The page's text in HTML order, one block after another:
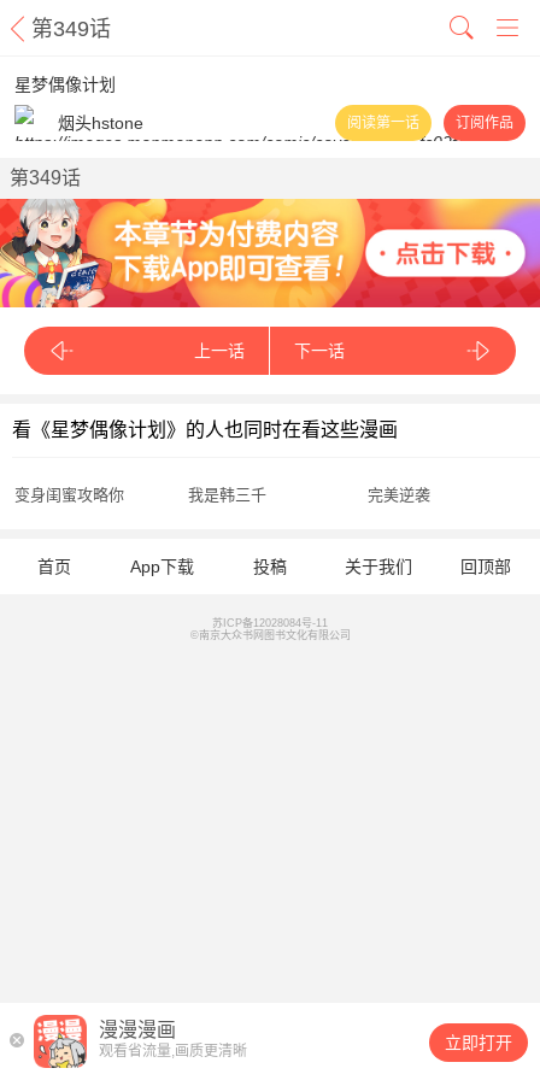
第349话
星梦偶像计划
烟头hstone
阅读第一话 订阅作品
第349话
上一话 下一话
看《星梦偶像计划》的人也同时在看这些漫画
变身闺蜜攻略你 我是韩三千 完美逆袭
首页 App下载 投稿 关于我们 回顶部
苏ICP备12028084号-11
©南京大众书网图书文化有限公司
漫漫漫画
观看省流量,画质更清晰 立即打开